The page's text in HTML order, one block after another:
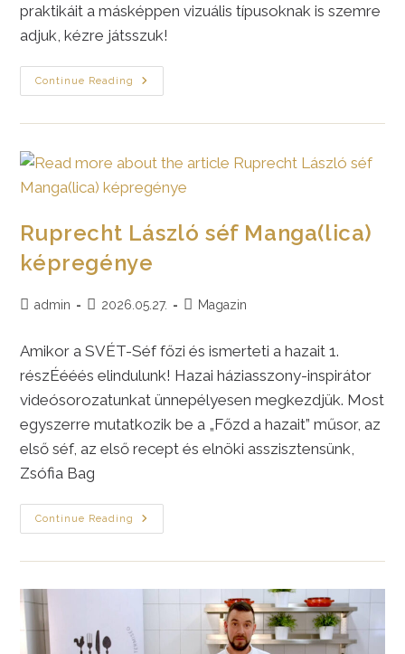
praktikáit a másképpen vizuális típusoknak is szemre
adjuk, kézre játsszuk!
Continue Reading
Mangalicakaraj
Édesburgonyával,
Ruprecht László séf Manga(lica)
képregénye
Postadmin
Post2026.05.27.
PostMagazin
Amikor a SVÉT-Séf főzi és ismerteti a hazait 1.
részÉééés elindulunk! Hazai háziasszony-inspirátor
videósorozatunkat ünnepélyesen megkezdjük. Most
egyszerre mutatkozik be a „Főzd a hazait” műsor, az
első séf, az első recept és elnöki asszisztensünk,
Zsófia Bag
Continue Reading
Ruprecht
László